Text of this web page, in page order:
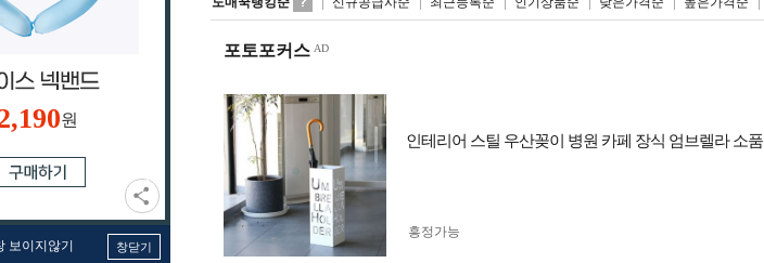
원
보이지않기 창닫기
포토포커스
인테리어 스틸 우산꽂이 병원 카페 장식 엄브렐라 소품
흥정가능